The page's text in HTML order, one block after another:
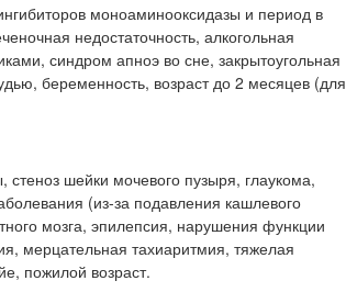
моноаминооксидазы и период в
недостаточность, алкогольная
синдром апноэ во сне, закрытоугольная
беременность, возраст до 2 месяцев (для
шейки мочевого пузыря, глаукома,
(из-за подавления кашлевого
мозга, эпилепсия, нарушения функции
мерцательная тахиаритмия, тяжелая
пожилой возраст.